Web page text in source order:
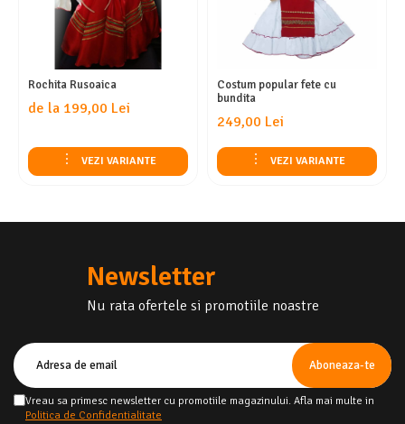
Rochita Rusoaica
de la 199,00 Lei
VEZI VARIANTE
Costum popular fete cu
bundita
249,00 Lei
VEZI VARIANTE
Newsletter
Nu rata ofertele si promotiile noastre
Vreau sa primesc newsletter cu promotiile magazinului. Afla mai multe in
Politica de Confidentialitate